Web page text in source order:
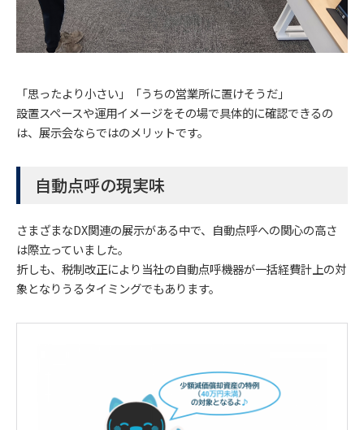
「思ったより小さい」「うちの営業所に置けそうだ」
設置スペースや運用イメージをその場で具体的に確認できるの
は、展示会ならではのメリットです。
自動点呼の現実味
さまざまなDX関連の展示がある中で、自動点呼への関心の高さ
は際立っていました。
折しも、税制改正により当社の自動点呼機器が一括経費計上の対
象となりうるタイミングでもあります。